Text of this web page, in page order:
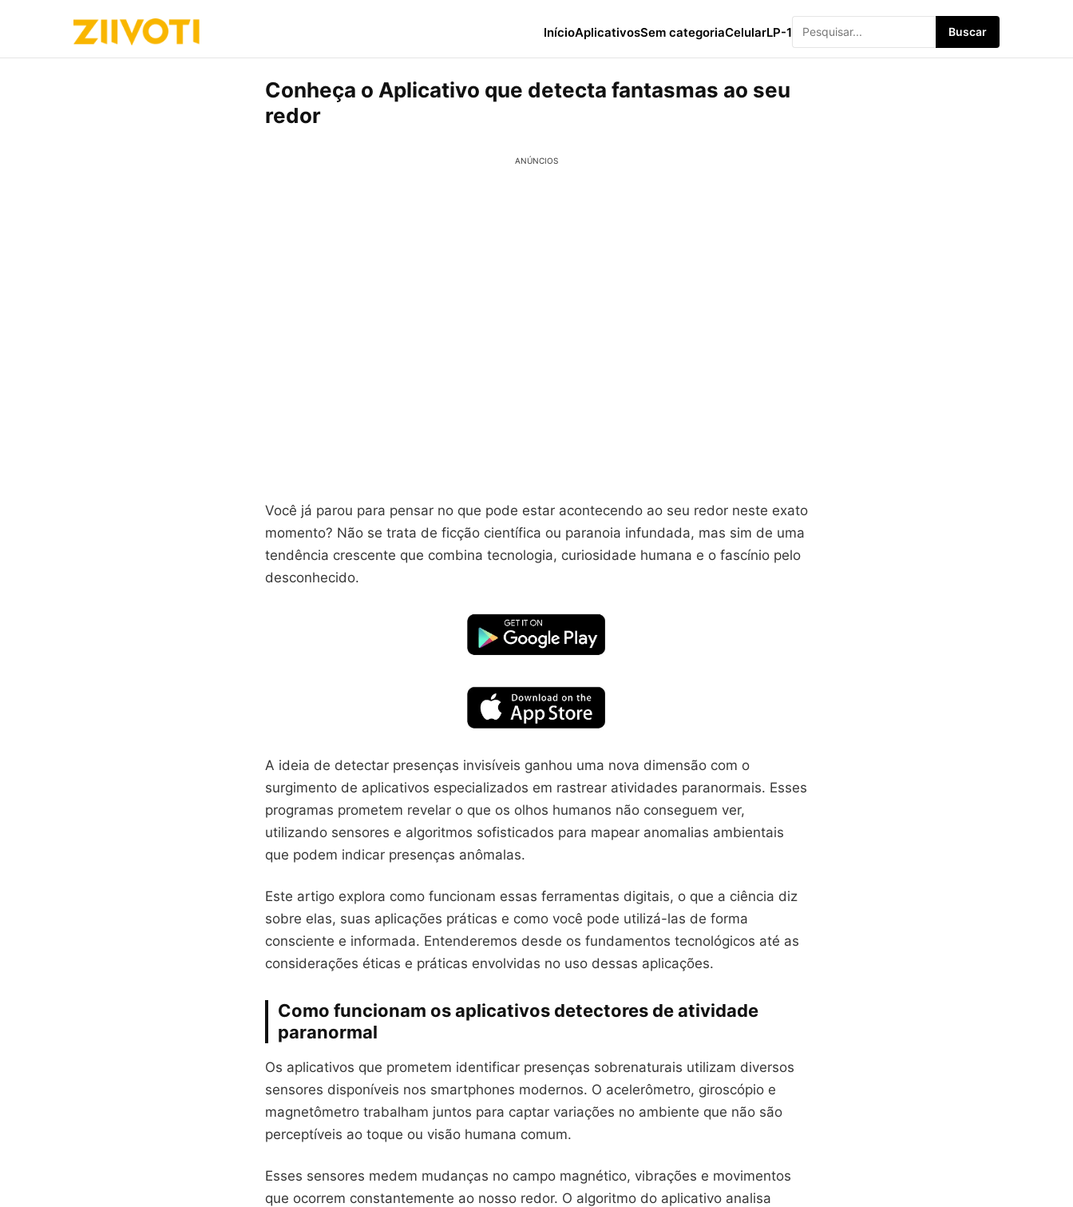
InícioAplicativosSem categoriaCelularLP-1 Buscar
Conheça o Aplicativo que detecta fantasmas ao seu
redor
ANÚNCIOS
Você já parou para pensar no que pode estar acontecendo ao seu redor neste exato
momento? Não se trata de ficção científica ou paranoia infundada, mas sim de uma
tendência crescente que combina tecnologia, curiosidade humana e o fascínio pelo
desconhecido.
A ideia de detectar presenças invisíveis ganhou uma nova dimensão com o
surgimento de aplicativos especializados em rastrear atividades paranormais. Esses
programas prometem revelar o que os olhos humanos não conseguem ver,
utilizando sensores e algoritmos sofisticados para mapear anomalias ambientais
que podem indicar presenças anômalas.
Este artigo explora como funcionam essas ferramentas digitais, o que a ciência diz
sobre elas, suas aplicações práticas e como você pode utilizá-las de forma
consciente e informada. Entenderemos desde os fundamentos tecnológicos até as
considerações éticas e práticas envolvidas no uso dessas aplicações.
Como funcionam os aplicativos detectores de atividade
paranormal
Os aplicativos que prometem identificar presenças sobrenaturais utilizam diversos
sensores disponíveis nos smartphones modernos. O acelerômetro, giroscópio e
magnetômetro trabalham juntos para captar variações no ambiente que não são
perceptíveis ao toque ou visão humana comum.
Esses sensores medem mudanças no campo magnético, vibrações e movimentos
que ocorrem constantemente ao nosso redor. O algoritmo do aplicativo analisa